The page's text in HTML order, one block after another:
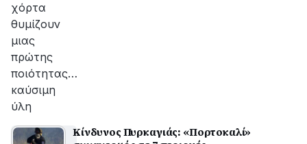
χόρτα
θυμίζουν
μιας
πρώτης
ποιότητας…
καύσιμη
ύλη
Κίνδυνος Πυρκαγιάς: «Πορτοκαλί»